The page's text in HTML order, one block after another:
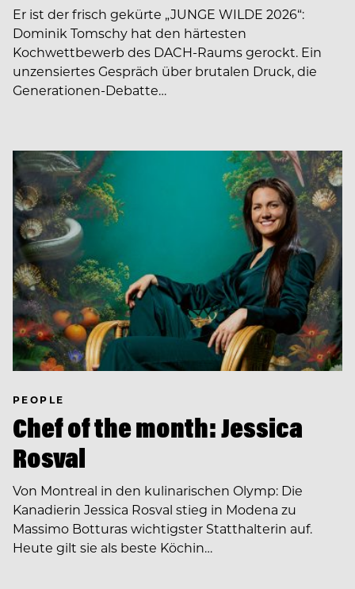
Er ist der frisch gekürte „JUNGE WILDE 2026“:
Dominik Tomschy hat den härtesten
Kochwettbewerb des DACH-Raums gerockt. Ein
unzensiertes Gespräch über brutalen Druck, die
Generationen-Debatte…
PEOPLE
Chef of the month: Jessica
Rosval
Von Montreal in den kulinarischen Olymp: Die
Kanadierin Jessica Rosval stieg in Modena zu
Massimo Botturas wichtigster Statthalterin auf.
Heute gilt sie als beste Köchin…